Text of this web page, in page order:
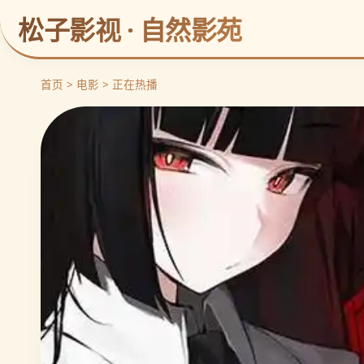
松子影视 · 自然影苑
首页 > 电影 > 正在热播